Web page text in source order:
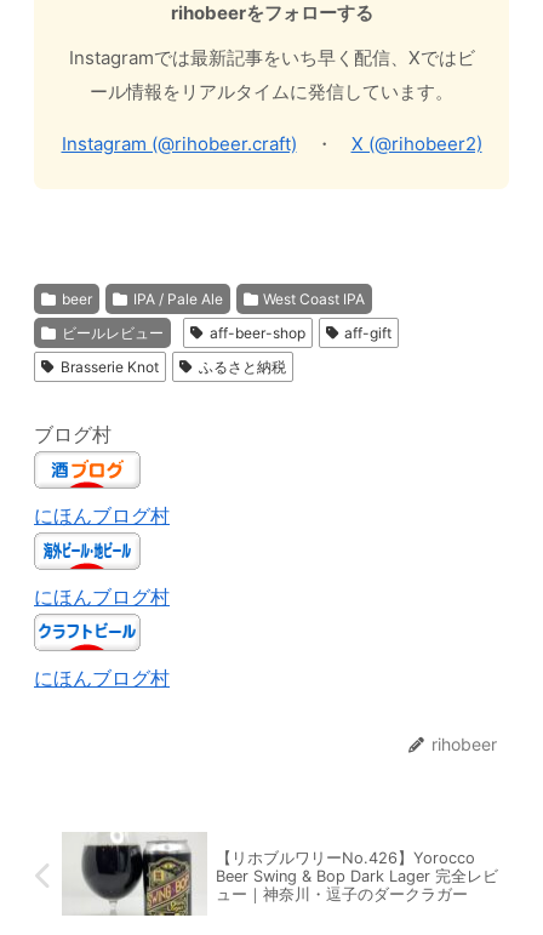
rihobeerをフォローする
Instagramでは最新記事をいち早く配信、Xではビ
ール情報をリアルタイムに発信しています。
Instagram (@rihobeer.craft) ・ X (@rihobeer2)
beer IPA / Pale Ale
West Coast IPA
ビールレビュー
aff-beer-shop
aff-gift
Brasserie Knot
ふるさと納税
ブログ村
にほんブログ村
にほんブログ村
にほんブログ村
rihobeer
【リホブルワリーNo.426】Yorocco
Beer Swing & Bop Dark Lager 完全レビ
ュー｜神奈川・逗子のダークラガー